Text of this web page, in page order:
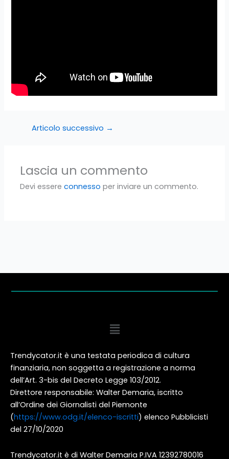
Articolo successivo →
Lascia un commento
Devi essereconnesso per inviare un commento.
Menu
Trendycator.it è una testata periodica di cultura
finanziaria, non soggetta a registrazione a norma
dell’Art. 3-bis del Decreto Legge 103/2012.
Direttore responsabile: Walter Demaria, iscritto
all’Ordine dei Giornalisti del Piemonte
(https://www.odg.it/elenco-iscritti) elenco Pubblicisti
del 27/10/2020
Trendycator.it è di Walter Demaria P.IVA 12392780016